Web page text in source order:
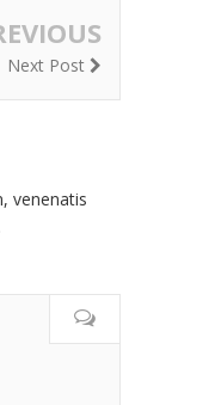
Next Post
venenatis